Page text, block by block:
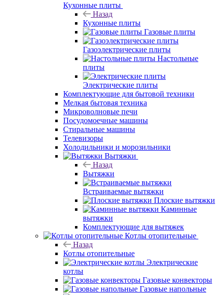
Кухонные плиты
Назад
Кухонные плиты
Газовые плиты
Газоэлектрические плиты
Настольные
плиты
Электрические плиты
Комплектующие для бытовой техники
Мелкая бытовая техника
Микроволновые печи
Посудомоечные машины
Стиральные машины
Телевизоры
Холодильники и морозильники
Вытяжки
Назад
Вытяжки
Встраиваемые вытяжки
Плоские вытяжки
Каминные
вытяжки
Комплектующие для вытяжек
Котлы отопительные
Назад
Котлы отопительные
Электрические
котлы
Газовые конвекторы
Газовые напольные